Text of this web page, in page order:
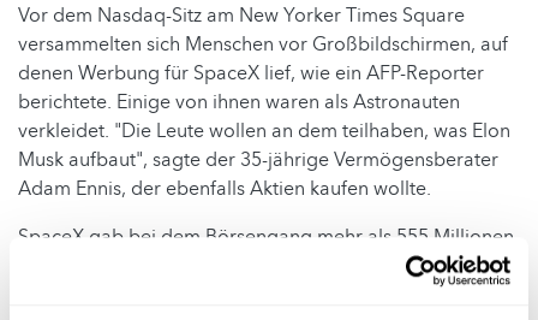
Vor dem Nasdaq-Sitz am New Yorker Times Square
versammelten sich Menschen vor Großbildschirmen, auf
denen Werbung für SpaceX lief, wie ein AFP-Reporter
berichtete. Einige von ihnen waren als Astronauten
verkleidet. "Die Leute wollen an dem teilhaben, was Elon
Musk aufbaut", sagte der 35-jährige Vermögensberater
Adam Ennis, der ebenfalls Aktien kaufen wollte.
SpaceX gab bei dem Börsengang mehr als 555 Millionen
Aktien zum Einheitspreis von 135 Dollar aus. Wegen der
riesigen Nachfrage hatten Emissionsbanken eine Option,